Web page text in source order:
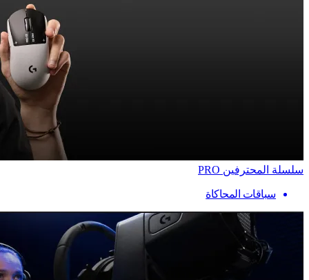
سلسلة المحترفين PRO
سباقات المحاكاة